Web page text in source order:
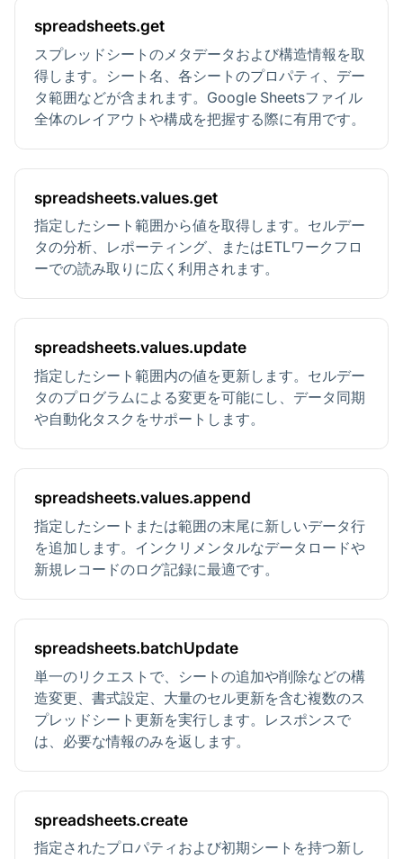
spreadsheets.get
スプレッドシートのメタデータおよび構造情報を取
得します。シート名、各シートのプロパティ、デー
タ範囲などが含まれます。Google Sheetsファイル
全体のレイアウトや構成を把握する際に有用です。
spreadsheets.values.get
指定したシート範囲から値を取得します。セルデー
タの分析、レポーティング、またはETLワークフロ
ーでの読み取りに広く利用されます。
spreadsheets.values.update
指定したシート範囲内の値を更新します。セルデー
タのプログラムによる変更を可能にし、データ同期
や自動化タスクをサポートします。
spreadsheets.values.append
指定したシートまたは範囲の末尾に新しいデータ行
を追加します。インクリメンタルなデータロードや
新規レコードのログ記録に最適です。
spreadsheets.batchUpdate
単一のリクエストで、シートの追加や削除などの構
造変更、書式設定、大量のセル更新を含む複数のス
プレッドシート更新を実行します。レスポンスで
は、必要な情報のみを返します。
spreadsheets.create
指定されたプロパティおよび初期シートを持つ新し